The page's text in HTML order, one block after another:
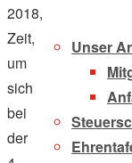
Unser
2018,
Zeit,
um
sich
bei
der